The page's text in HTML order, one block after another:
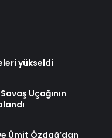
yükseldi
Uçağının
Ümit Özdağ’dan